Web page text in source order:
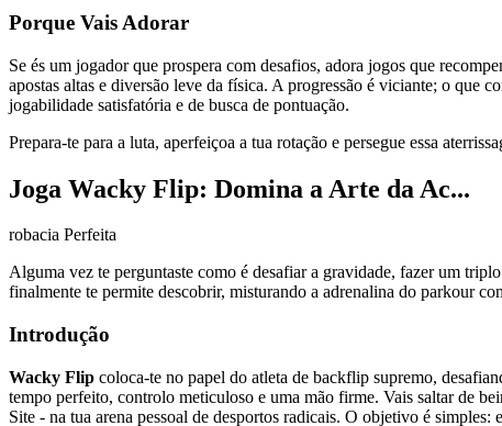
Porque Vais Adorar
Se és um jogador que prospera com desafios, adora jogos que
apostas altas e diversão leve da física. A progressão é viciante; o que
jogabilidade satisfatória e de busca de pontuação.
Prepara-te para a luta, aperfeiçoa a tua rotação e persegue essa
Joga Wacky Flip: Domina a Arte da Ac...
robacia Perfeita
Alguma vez te perguntaste como é desafiar a gravidade, fazer um
finalmente te permite descobrir, misturando a adrenalina do parkour
Introdução
Wacky Flip coloca-te no papel do atleta de backflip supremo,
tempo perfeito, controlo meticuloso e uma mão firme. Vais saltar de
Site - na tua arena pessoal de desportos radicais. O objetivo é